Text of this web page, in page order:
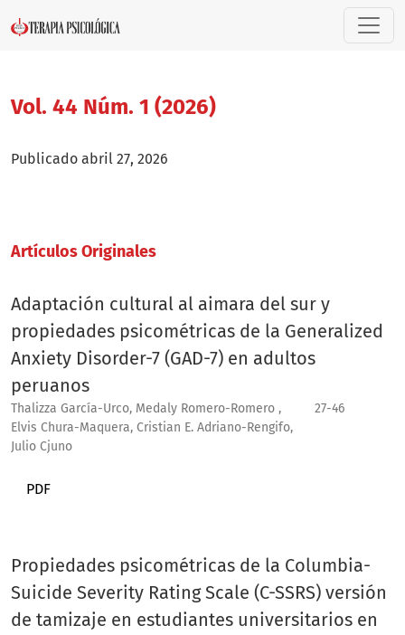
Vol. 44 Núm. 1 (2026)
Publicado abril 27, 2026
Artí­culos Originales
Adaptación cultural al aimara del sur y
propiedades psicométricas de la Generalized
Anxiety Disorder-7 (GAD-7) en adultos
peruanos
Thalizza García-Urco, Medaly Romero-Romero ,
Elvis Chura-Maquera, Cristian E. Adriano-Rengifo,
Julio Cjuno
27-46
PDF
Propiedades psicométricas de la Columbia-
Suicide Severity Rating Scale (C-SSRS) versión
de tamizaje en estudiantes universitarios en